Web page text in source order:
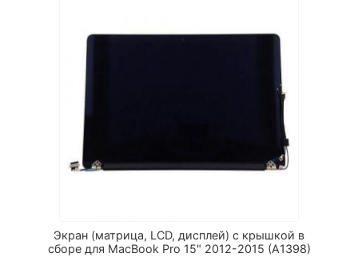
Экран (матрица, LCD, дисплей) с крышкой в
сборе для MacBook Pro 15" 2012-2015 (A1398)